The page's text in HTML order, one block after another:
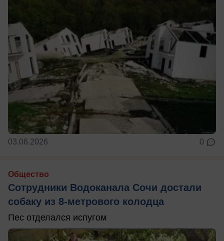
03.06.2026 0
Общество
Сотрудники Водоканала Сочи достали
собаку из 8-метрового колодца
Пес отделался испугом